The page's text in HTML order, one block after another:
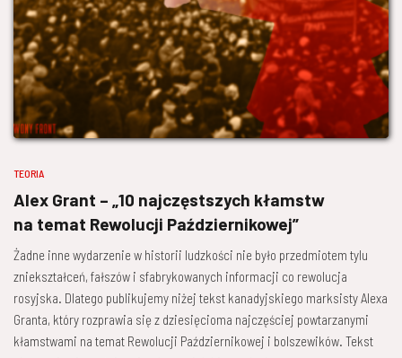
TEORIA
Alex Grant – „10 najczęstszych kłamstw
na temat Rewolucji Październikowej”
Żadne inne wydarzenie w historii ludzkości nie było przedmiotem tylu
zniekształceń, fałszów i sfabrykowanych informacji co rewolucja
rosyjska. Dlatego publikujemy niżej tekst kanadyjskiego marksisty Alexa
Granta, który rozprawia się z dziesięcioma najczęściej powtarzanymi
kłamstwami na temat Rewolucji Październikowej i bolszewików. Tekst